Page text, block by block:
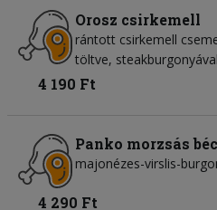
Orosz csirkemell
rántott csirkemell
töltve, steakburgonyával
4 190 Ft
Panko morzsás
majonézes-virslis-
4 290 Ft